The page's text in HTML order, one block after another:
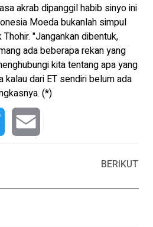
akrab dipanggil habib sinyo ini
Moeda bukanlah simpul
"Jangankan dibentuk,
ada beberapa rekan yang
kita tentang apa yang
kalau dari ET sendiri belum ada
(*)
BERIKUT